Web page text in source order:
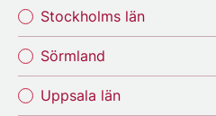
Stockholms län
Sörmland
Uppsala län